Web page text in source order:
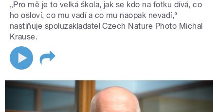
„Pro mě je to velká škola, jak se kdo na fotku dívá, co
ho osloví, co mu vadí a co mu naopak nevadí,“
nastiňuje spoluzakladatel Czech Nature Photo Michal
Krause.